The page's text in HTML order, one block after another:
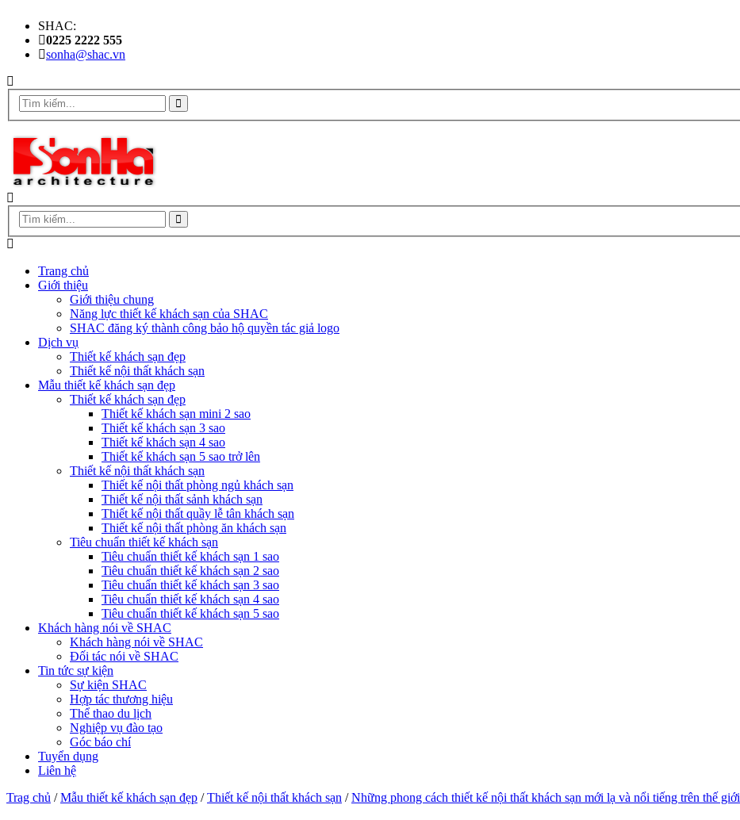
SHAC:
0225 2222 555
sonha@shac.vn
Trang chủ
Giới thiệu
Giới thiệu chung
Năng lực thiết kế khách sạn của SHAC
SHAC đăng ký thành công bảo hộ quyền tác giả logo
Dịch vụ
Thiết kế khách sạn đẹp
Thiết kế nội thất khách sạn
Mẫu thiết kế khách sạn đẹp
Thiết kế khách sạn đẹp
Thiết kế khách sạn mini 2 sao
Thiết kế khách sạn 3 sao
Thiết kế khách sạn 4 sao
Thiết kế khách sạn 5 sao trở lên
Thiết kế nội thất khách sạn
Thiết kế nội thất phòng ngủ khách sạn
Thiết kế nội thất sảnh khách sạn
Thiết kế nội thất quầy lễ tân khách sạn
Thiết kế nội thất phòng ăn khách sạn
Tiêu chuẩn thiết kế khách sạn
Tiêu chuẩn thiết kế khách sạn 1 sao
Tiêu chuẩn thiết kế khách sạn 2 sao
Tiêu chuẩn thiết kế khách sạn 3 sao
Tiêu chuẩn thiết kế khách sạn 4 sao
Tiêu chuẩn thiết kế khách sạn 5 sao
Khách hàng nói về SHAC
Khách hàng nói về SHAC
Đối tác nói về SHAC
Tin tức sự kiện
Sự kiện SHAC
Hợp tác thương hiệu
Thể thao du lịch
Nghiệp vụ đào tạo
Góc báo chí
Tuyển dụng
Liên hệ
Trag chủ /Mẫu thiết kế khách sạn đẹp /Thiết kế nội thất khách sạn /Những phong cách thiết kế nội thất khách sạn mới lạ và nổi tiếng trên thế giới